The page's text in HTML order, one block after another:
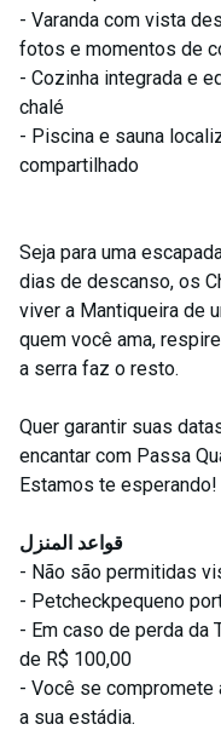
- Varanda com vista
fotos e momentos de
- Cozinha integrada e
chalé
- Piscina e sauna
compartilhado
Seja para uma
dias de descanso, os
viver a Mantiqueira de
quem você ama,
a serra faz o resto.
Quer garantir suas
encantar com Passa
Estamos te esperando!
قواعد المنزل
- Não são permitidas
- Petcheckpequeno
- Em caso de perda da
de R$ 100,00
- Você se compromete
a sua estádia.